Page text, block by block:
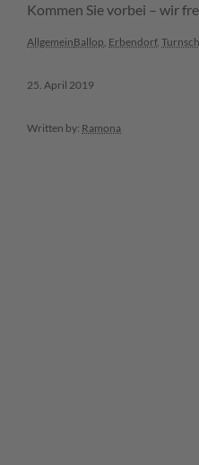
Kommen Sie vorbei – wir
AllgemeinBallop, Erbendorf,
25. April 2019
Written by: Ramona